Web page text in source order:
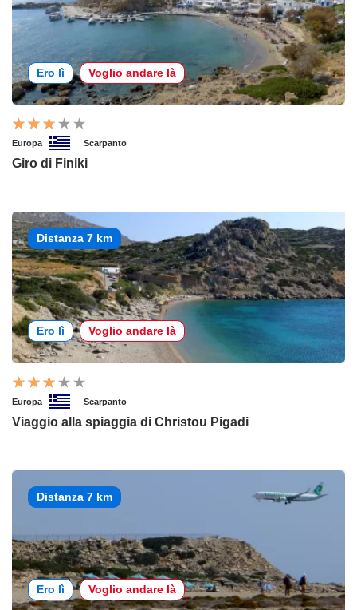
Ero lì Voglio andare là
Europa Scarpanto
Giro di Finiki
Distanza 7 km
Ero lì Voglio andare là
Europa Scarpanto
Viaggio alla spiaggia di Christou Pigadi
Distanza 7 km
Ero lì Voglio andare là